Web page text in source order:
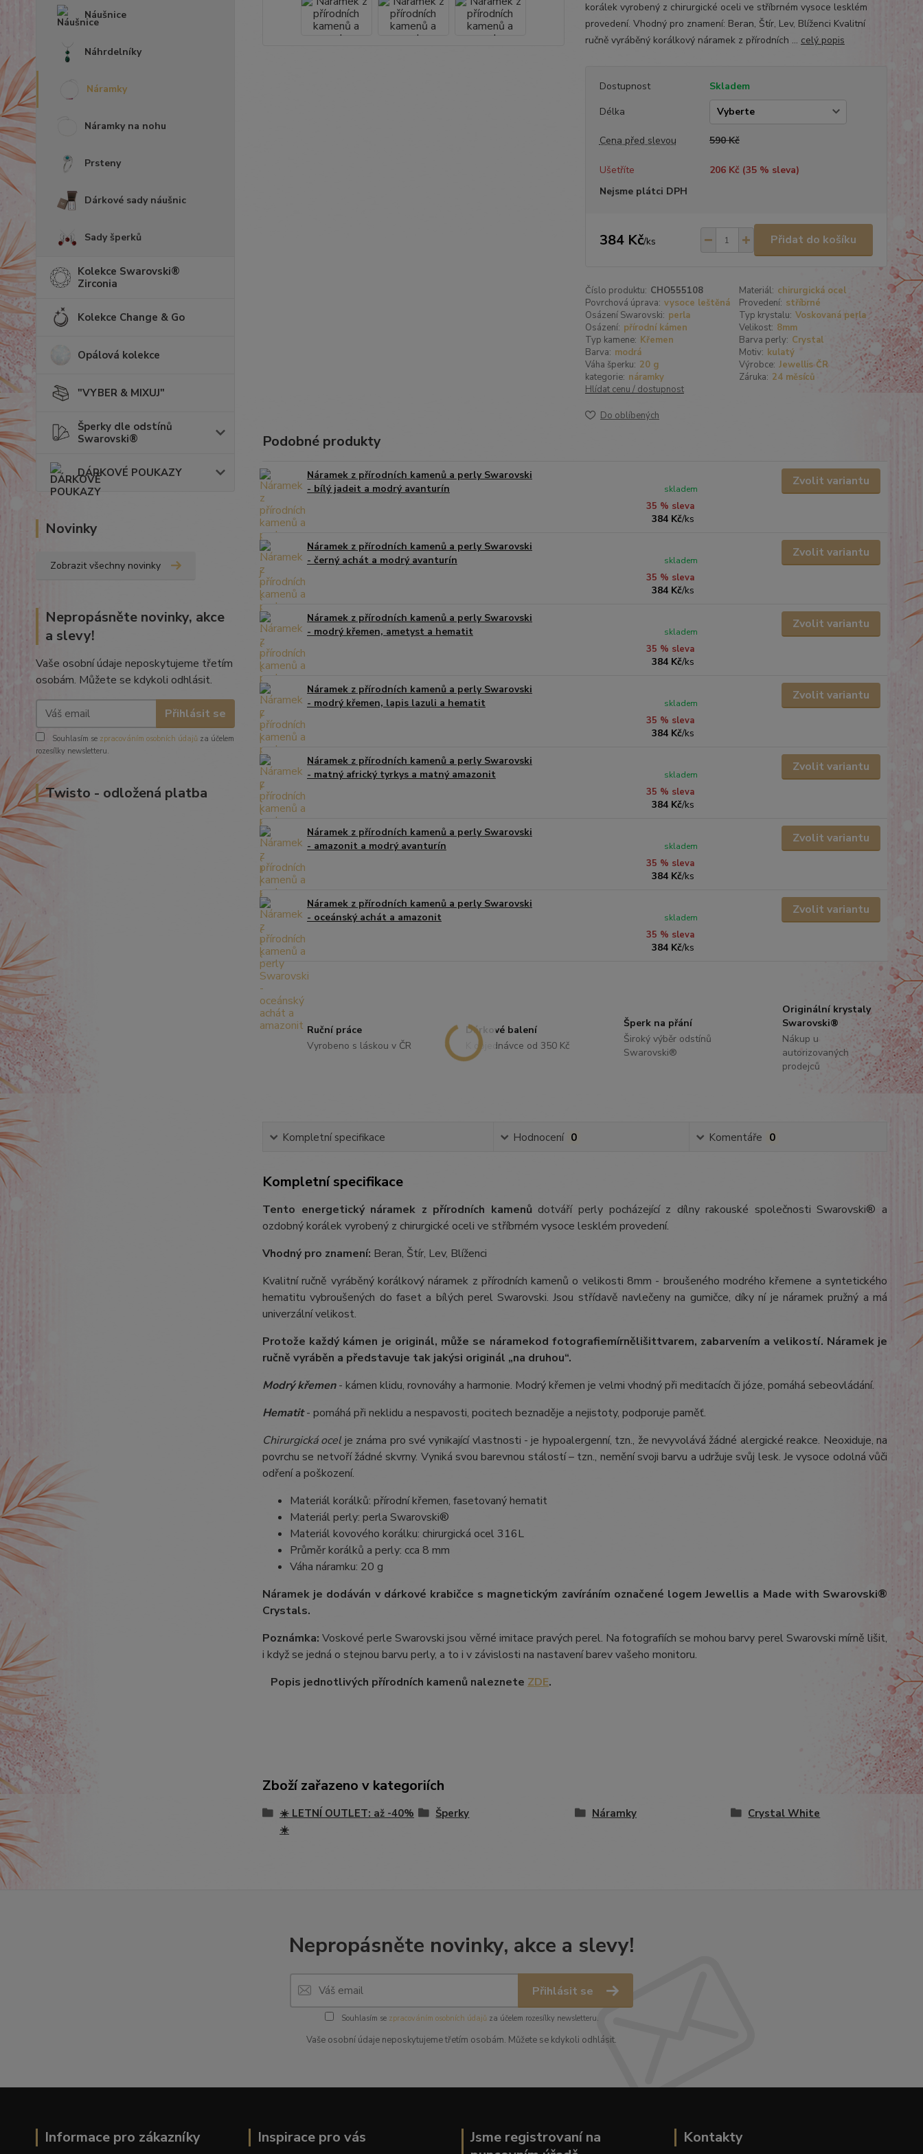
Náušnice
Náhrdelníky
Náramky
Náramky na nohu
Prsteny
Dárkové sady náušnic
Sady šperků
Kolekce Swarovski®
Zirconia
Kolekce Change & Go
Opálová kolekce
"VYBER & MIXUJ"
Šperky dle odstínů
Swarovski®
DÁRKOVÉ POUKAZY
Novinky
Zobrazit všechny novinky
Nepropásněte novinky, akce
a slevy!
Vaše osobní údaje neposkytujeme třetím
osobám. Můžete se kdykoli odhlásit.
Přihlásit se
Souhlasím se zpracováním osobních údajů za účelem
rozesílky newsletteru.
Twisto - odložená platba
korálek vyrobený z chirurgické oceli ve stříbrném vysoce lesklém
provedení. Vhodný pro znamení: Beran, Štír, Lev, Blíženci Kvalitní
ručně vyráběný korálkový náramek z přírodních ... celý popis
Dostupnost
Skladem
Délka
Cena před slevou 590 Kč
Ušetříte 206 Kč (35% sleva)
Nejsme plátci DPH
384 Kč/ks Přidat do košíku
Číslo produktu: CHO555108 Materiál: chirurgická ocel
Povrchová úprava: vysoce leštěná Provedení: stříbrné
Osázení Swarovski: perla Typ krystalu: Voskovaná perla
Osázení: přírodní kámen Velikost: 8mm
Typ kamene: Křemen Barva perly: Crystal
Barva: modrá Motiv: kulatý
Váha šperku: 20 g Výrobce: Jewellis ČR
kategorie: náramky Záruka: 24 měsíců
Hlídat cenu / dostupnost
Do oblíbených
Podobné produkty
Náramek z přírodních kamenů a perly Swarovski
- bílý jadeit a modrý avanturín
35 % sleva
384 Kč/ks
skladem
Zvolit variantu
Náramek z přírodních kamenů a perly Swarovski
- černý achát a modrý avanturín
35 % sleva
384 Kč/ks
skladem
Zvolit variantu
Náramek z přírodních kamenů a perly Swarovski
- modrý křemen, ametyst a hematit
35 % sleva
384 Kč/ks
skladem
Zvolit variantu
Náramek z přírodních kamenů a perly Swarovski
- modrý křemen, lapis lazuli a hematit
35 % sleva
384 Kč/ks
skladem
Zvolit variantu
Náramek z přírodních kamenů a perly Swarovski
- matný africký tyrkys a matný amazonit
35 % sleva
384 Kč/ks
skladem
Zvolit variantu
Náramek z přírodních kamenů a perly Swarovski
- amazonit a modrý avanturín
35 % sleva
384 Kč/ks
skladem
Zvolit variantu
Náramek z přírodních kamenů a perly Swarovski
- oceánský achát a amazonit
35 % sleva
384 Kč/ks
skladem
Zvolit variantu
Ruční práce
Vyrobeno s láskou v ČR
Dárkové balení
K objednávce od 350 Kč
Šperk na přání
Široký výběr odstínů
Swarovski®
Originální krystaly
Swarovski®
Nákup u
autorizovaných
prodejců
Kompletní specifikace Hodnocení 0 Komentáře 0
Kompletní specifikace
Tento energetický náramek z přírodních kamenů dotváří perly pocházející z dílny rakouské společnosti Swarovski® a
ozdobný korálek vyrobený z chirurgické oceli ve stříbrném vysoce lesklém provedení.
Vhodný pro znamení: Beran, Štír, Lev, Blíženci
Kvalitní ručně vyráběný korálkový náramek z přírodních kamenů o velikosti 8mm - broušeného modrého křemene a syntetického
hematitu vybroušených do faset a bílých perel Swarovski. Jsou střídavě navlečeny na gumičce, díky ní je náramek pružný a má
univerzální velikost.
Protože každý kámen je originál, může se náramekod fotografiemírnělišittvarem, zabarvením a velikostí. Náramek je
ručně vyráběn a představuje tak jakýsi originál „na druhou“.
Modrý křemen- kámen klidu, rovnováhy a harmonie. Modrý křemen je velmi vhodný při meditacích či józe, pomáhá sebeovládání.
Hematit- pomáhá při neklidu a nespavosti, pocitech beznaděje a nejistoty, podporuje paměť.
Chirurgická ocel je známa pro své vynikající vlastnosti - je hypoalergenní, tzn., že nevyvolává žádné alergické reakce. Neoxiduje, na
povrchu se netvoří žádné skvrny. Vyniká svou barevnou stálostí – tzn., nemění svoji barvu a udržuje svůj lesk. Je vysoce odolná vůči
odření a poškození.
Materiál korálků: přírodní křemen, fasetovaný hematit
Materiál perly: perla Swarovski®
Materiál kovového korálku: chirurgická ocel 316L
Průměr korálků a perly: cca 8 mm
Váha náramku: 20 g
Náramek je dodáván v dárkové krabičce s magnetickým zavíráním označené logem Jewellis a Made with Swarovski®
Crystals.
Poznámka: Voskové perle Swarovski jsou věrné imitace pravých perel. Na fotografiích se mohou barvy perel Swarovski mírně lišit,
i když se jedná o stejnou barvu perly, a to i v závislosti na nastavení barev vašeho monitoru.
Popis jednotlivých přírodních kamenů naleznete ZDE.
Zboží zařazeno v kategoriích
☀️ LETNÍ OUTLET: až -40%
☀️
Šperky Náramky Crystal White
Nepropásněte novinky, akce a slevy!
Přihlásit se
Souhlasím se zpracováním osobních údajů za účelem rozesílky newsletteru.
Vaše osobní údaje neposkytujeme třetím osobám. Můžete se kdykoli odhlásit.
Informace pro zákazníky Inspirace pro vás
Jsme registrovaní na
Kontakty